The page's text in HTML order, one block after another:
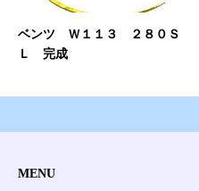
ベンツ Ｗ１１３ ２８０Ｓ
Ｌ 完成
MENU